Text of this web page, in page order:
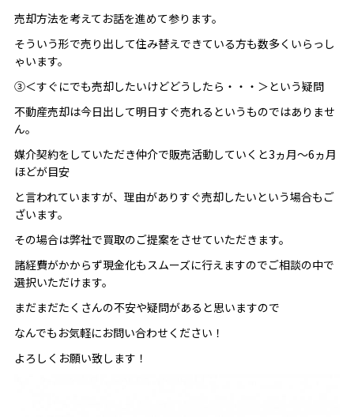
売却方法を考えてお話を進めて参ります。
そういう形で売り出して住み替えできている方も数多くいらっし
ゃいます。
③＜すぐにでも売却したいけどどうしたら・・・＞という疑問
不動産売却は今日出して明日すぐ売れるというものではありませ
ん。
媒介契約をしていただき仲介で販売活動していくと3ヵ月～6ヵ月
ほどが目安
と言われていますが、理由がありすぐ売却したいという場合もご
ざいます。
その場合は弊社で買取のご提案をさせていただきます。
諸経費がかからず現金化もスムーズに行えますのでご相談の中で
選択いただけます。
まだまだたくさんの不安や疑問があると思いますので
なんでもお気軽にお問い合わせください！
よろしくお願い致します！